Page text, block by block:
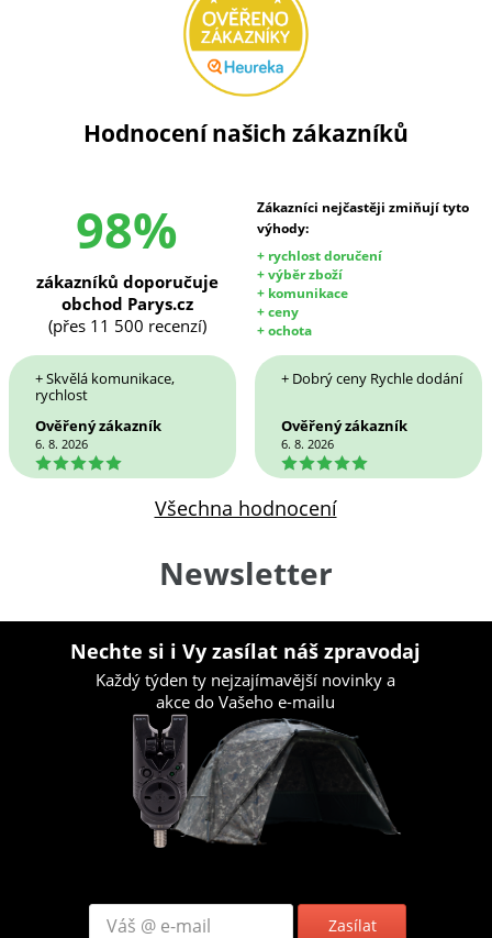
Hodnocení našich zákazníků
98%
Zákazníci nejčastěji zmiňují tyto
výhody:
+ rychlost doručení
+ výběr zboží
+ komunikace
+ ceny
+ ochota
zákazníků doporučuje
obchod Parys.cz
(přes 11 500 recenzí)
+ Skvělá komunikace,
rychlost
Ověřený zákazník
6. 8. 2026
5
+ Dobrý ceny Rychle dodání
Ověřený zákazník
6. 8. 2026
5
Všechna hodnocení
Newsletter
Nechte si i Vy zasílat náš zpravodaj
Každý týden ty nejzajímavější novinky a
akce do Vašeho e-mailu
Zasílat